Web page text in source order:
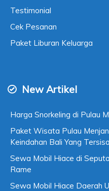
Testimonial
Cek Pesanan
Paket Liburan Keluarga
New Artikel
Harga Snorkeling di Pulau
Paket Wisata Pulau
Keindahan Bali Yang Tersisa
Sewa Mobil Hiace di
Rame
Sewa Mobil Hiace Daerah